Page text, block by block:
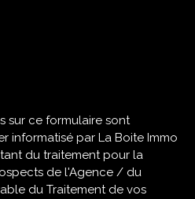
sur ce formulaire sont
informatisé par La Boite Immo
du traitement pour la
de l'Agence / du
du Traitement de vos